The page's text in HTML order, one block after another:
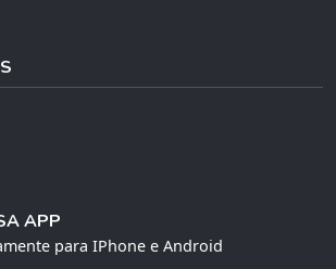
APP
para IPhone e Android